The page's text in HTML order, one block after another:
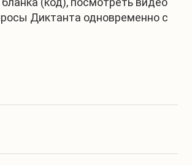
Диктанта одновременно с